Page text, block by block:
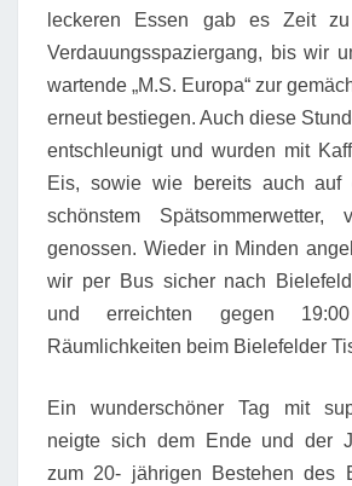
leckeren Essen gab es Zeit
Verdauungsspaziergang, bis wir
wartende „M.S. Europa“ zur
erneut bestiegen. Auch diese
entschleunigt und wurden mit
Eis, sowie wie bereits auch auf
schönstem
genossen. Wieder in Minden
wir per Bus sicher nach
und erreichten gegen
Räumlichkeiten beim Bielefelder
Ein wunderschöner Tag mit
neigte sich dem Ende und der
zum 20- jährigen Bestehen des